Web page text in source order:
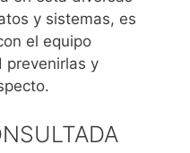
y sistemas, es
el equipo
prevenirlas y